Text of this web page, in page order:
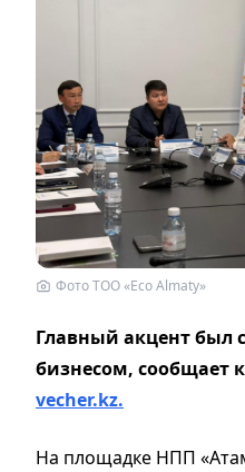
Фото ТОО «Eco Almaty»
Главный акцент был
бизнесом, сообщает
vecher.kz.
На площадке НПП